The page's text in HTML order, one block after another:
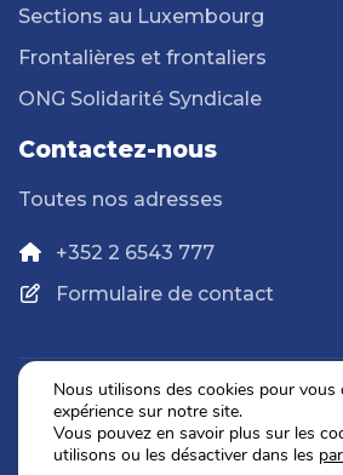
Sections au Luxembourg
Frontalières et frontaliers
ONG Solidarité Syndicale
Contactez-nous
Toutes nos adresses
+352 2 6543 777
Formulaire de contact
Politique de
Mentions légales
Nous utilisons des cookies pour vous
expérience sur notre site.
Vous pouvez en savoir plus sur les
utilisons ou les désactiver dans les